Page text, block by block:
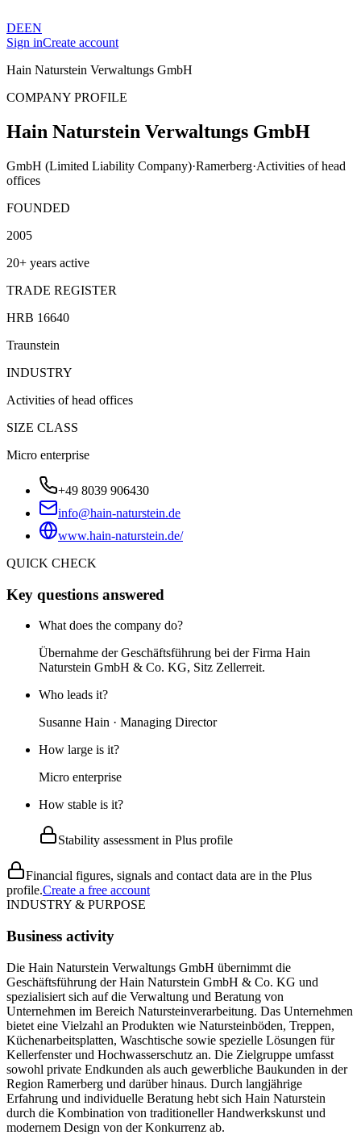
DEEN
Sign inCreate account
Hain Naturstein Verwaltungs GmbH
COMPANY PROFILE
Hain Naturstein Verwaltungs GmbH
GmbH (Limited Liability Company)·Ramerberg·Activities of head
offices
FOUNDED
2005
20+ years active
TRADE REGISTER
HRB 16640
Traunstein
INDUSTRY
Activities of head offices
SIZE CLASS
Micro enterprise
+49 8039 906430
info@hain-naturstein.de
www.hain-naturstein.de/
QUICK CHECK
Key questions answered
What does the company do?
Übernahme der Geschäftsführung bei der Firma Hain
Naturstein GmbH & Co. KG, Sitz Zellerreit.
Who leads it?
Susanne Hain · Managing Director
How large is it?
Micro enterprise
How stable is it?
Stability assessment in Plus profile
Financial figures, signals and contact data are in the Plus
profile.Create a free account
INDUSTRY & PURPOSE
Business activity
Die Hain Naturstein Verwaltungs GmbH übernimmt die
Geschäftsführung der Hain Naturstein GmbH & Co. KG und
spezialisiert sich auf die Verwaltung und Beratung von
Unternehmen im Bereich Natursteinverarbeitung. Das Unternehmen
bietet eine Vielzahl an Produkten wie Natursteinböden, Treppen,
Küchenarbeitsplatten, Waschtische sowie spezielle Lösungen für
Kellerfenster und Hochwasserschutz an. Die Zielgruppe umfasst
sowohl private Endkunden als auch gewerbliche Baukunden in der
Region Ramerberg und darüber hinaus. Durch langjährige
Erfahrung und individuelle Beratung hebt sich Hain Naturstein
durch die Kombination von traditioneller Handwerkskunst und
modernem Design von der Konkurrenz ab.